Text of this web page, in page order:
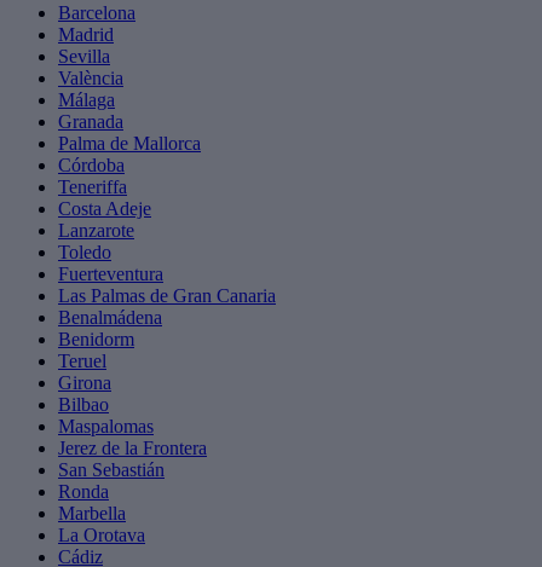
Barcelona
Madrid
Sevilla
València
Málaga
Granada
Palma de Mallorca
Córdoba
Teneriffa
Costa Adeje
Lanzarote
Toledo
Fuerteventura
Las Palmas de Gran Canaria
Benalmádena
Benidorm
Teruel
Girona
Bilbao
Maspalomas
Jerez de la Frontera
San Sebastián
Ronda
Marbella
La Orotava
Cádiz